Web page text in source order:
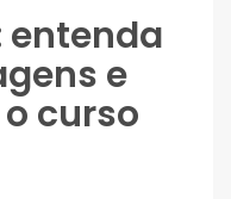
entenda
e
curso